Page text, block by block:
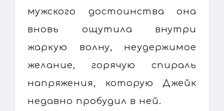
мужского достоинства она
вновь ощутила внутри
жаркую волну, неудержимое
желание, горячую спираль
напряжения, которую Джейк
недавно пробудил в ней.